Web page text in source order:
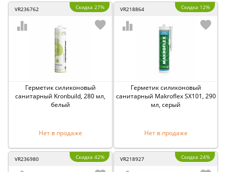
VR236762 Скидка 27%
Герметик силиконовый
санитарный Kronbuild, 280 мл,
белый
Нет в продаже
VR218864 Скидка 12%
Герметик силиконовый
санитарный Makroflex SX101, 290
мл, серый
Нет в продаже
VR236980 Скидка 42% VR218927 Скидка 24%